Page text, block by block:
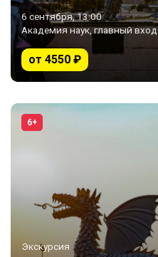
6 сентября, 13:00
Академия наук, главный вход
от 4550 ₽
6+
Экскурсия